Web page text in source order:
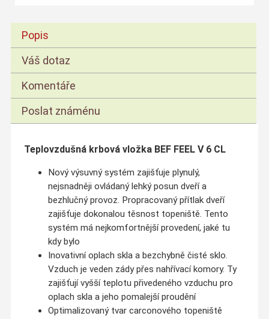
Popis
Váš dotaz
Komentáře
Poslat známénu
Teplovzdušná krbová vložka BEF FEEL V 6 CL
Nový výsuvný systém zajišťuje plynulý,
nejsnadněji ovládaný lehký posun dveří a
bezhlučný provoz. Propracovaný přítlak dveří
zajišťuje dokonalou těsnost topeniště. Tento
systém má nejkomfortnější provedení, jaké tu
kdy bylo
Inovativní oplach skla a bezchybně čisté sklo.
Vzduch je veden zády přes nahřívací komory. Ty
zajišťují vyšší teplotu přivedeného vzduchu pro
oplach skla a jeho pomalejší proudění
Optimalizovaný tvar carconového topeniště